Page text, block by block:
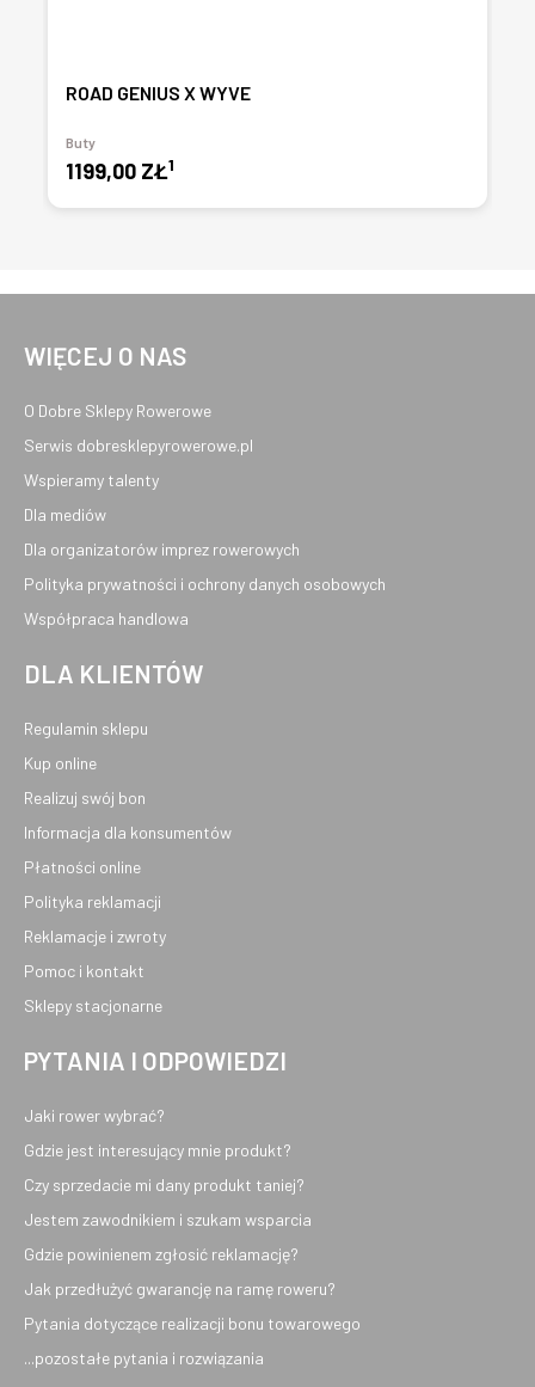
ROAD GENIUS X WYVE
Buty
1199,00 ZŁ1
WIĘCEJ O NAS
O Dobre Sklepy Rowerowe
Serwis dobresklepyrowerowe.pl
Wspieramy talenty
Dla mediów
Dla organizatorów imprez rowerowych
Polityka prywatności i ochrony danych osobowych
Współpraca handlowa
DLA KLIENTÓW
Regulamin sklepu
Kup online
Realizuj swój bon
Informacja dla konsumentów
Płatności online
Polityka reklamacji
Reklamacje i zwroty
Pomoc i kontakt
Sklepy stacjonarne
PYTANIA I ODPOWIEDZI
Jaki rower wybrać?
Gdzie jest interesujący mnie produkt?
Czy sprzedacie mi dany produkt taniej?
Jestem zawodnikiem i szukam wsparcia
Gdzie powinienem zgłosić reklamację?
Jak przedłużyć gwarancję na ramę roweru?
Pytania dotyczące realizacji bonu towarowego
...pozostałe pytania i rozwiązania